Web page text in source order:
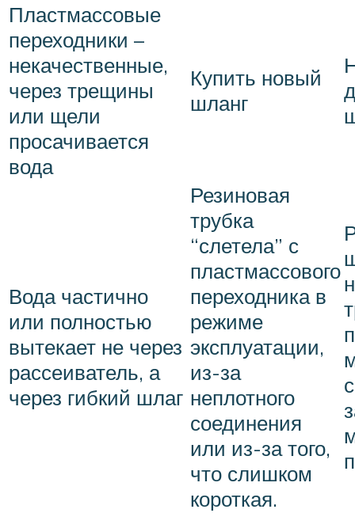
Пластмассовые
переходники –
некачественные,
через трещины
или щели
просачивается
вода
Купить новый
шланг
Вода частично
или полностью
вытекает не через
рассеиватель, а
через гибкий шлаг
Резиновая
трубка
“слетела” с
пластмассового
переходника в
режиме
эксплуатации,
из-за
неплотного
соединения
или из-за того,
что слишком
короткая.